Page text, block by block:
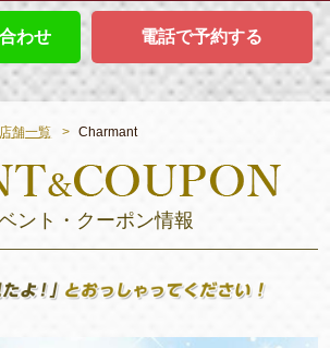
わせ 電話で予約する
店舗一覧 Charmant
ント・クーポン情報